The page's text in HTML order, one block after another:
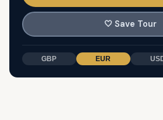
🤍 Save Tour
GBP EUR